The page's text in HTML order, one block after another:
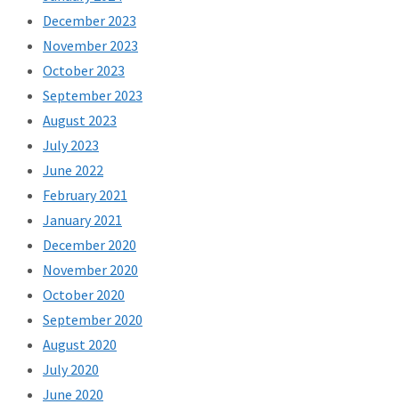
December 2023
November 2023
October 2023
September 2023
August 2023
July 2023
June 2022
February 2021
January 2021
December 2020
November 2020
October 2020
September 2020
August 2020
July 2020
June 2020